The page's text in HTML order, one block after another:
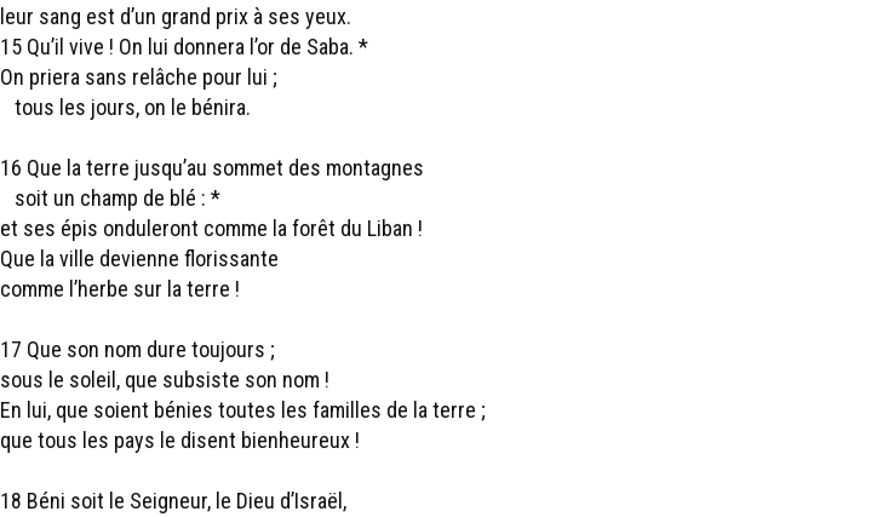
leur sang est d’un grand prix à ses yeux.
15 Qu’il vive ! On lui donnera l’or de Saba. *
On priera sans relâche pour lui ;
tous les jours, on le bénira.
16 Que la terre jusqu’au sommet des montagnes
soit un champ de blé : *
et ses épis onduleront comme la forêt du Liban !
Que la ville devienne florissante
comme l’herbe sur la terre !
17 Que son nom dure toujours ;
sous le soleil, que subsiste son nom !
En lui, que soient bénies toutes les familles de la terre ;
que tous les pays le disent bienheureux !
18 Béni soit le Seigneur, le Dieu d’Israël,